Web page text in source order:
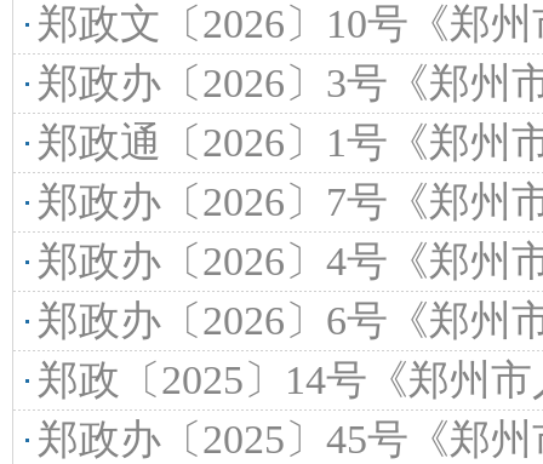
郑政文〔2026〕10号《郑州市人民政府
郑政办〔2026〕3号《郑州市人民政府办公室关
郑政通〔2026〕1号《郑州市人民政府关于加强
郑政办〔2026〕7号《郑州市人民政府办公室关于印发郑州
郑政办〔2026〕4号《郑州市人民政府办公室关于印
郑政办〔2026〕6号《郑州市人民政府办公室关于
郑政〔2025〕14号《郑州市人民政府关于
郑政办〔2025〕45号《郑州市人民政府办公室关于印发郑